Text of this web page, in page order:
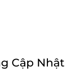
Cập Nhật